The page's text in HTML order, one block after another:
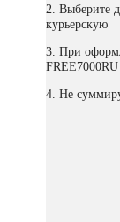
2. Выберите
курьерскую
3. При
FREE7000RU
4. Не